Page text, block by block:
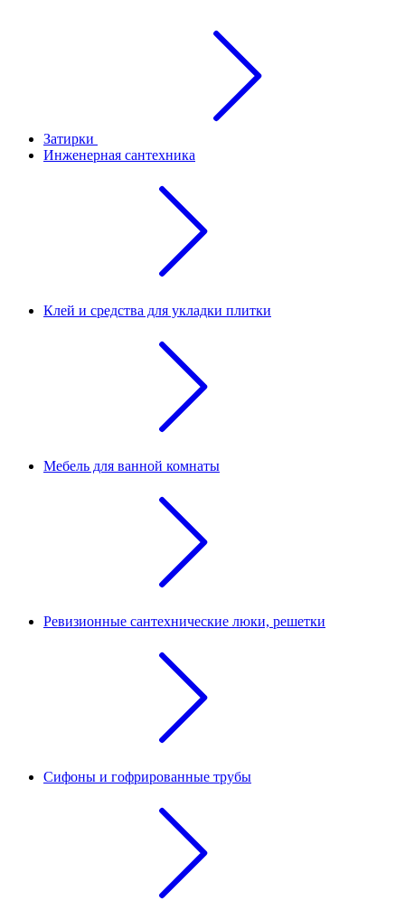
Затирки
Инженерная сантехника
Клей и средства для укладки плитки
Мебель для ванной комнаты
Ревизионные сантехнические люки, решетки
Сифоны и гофрированные трубы